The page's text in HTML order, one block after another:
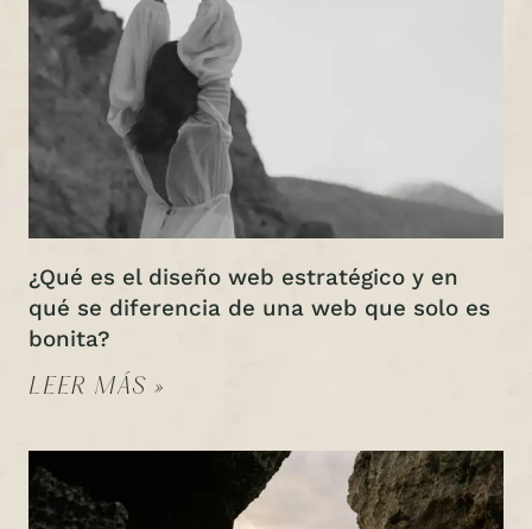
¿Qué es el diseño web estratégico y en
qué se diferencia de una web que solo es
bonita?
LEER MÁS »